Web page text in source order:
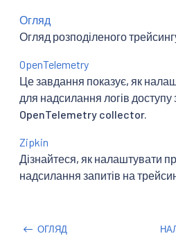
Огляд
Огляд розподіленого
OpenTelemetry
Це завдання показує, як
для надсилання логів
OpenTelemetry collector.
Zipkin
Дізнайтеся, як налаштувати
надсилання запитів на
ОГЛЯД